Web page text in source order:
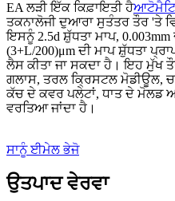
EA ਲੜੀ ਇੱਕ ਕਿਫ਼ਾਇਤੀ ਹੈ
ਤਕਨਾਲੋਜੀ ਦੁਆਰਾ ਸੁਤੰਤਰ ਤੌਰ 'ਤੇ
ਇਸਨੂੰ 2.5d ਸ਼ੁੱਧਤਾ ਮਾਪ,
(3+L/200)μm ਦੀ ਮਾਪ ਸ਼ੁੱਧਤਾ
ਲੈਸ ਕੀਤਾ ਜਾ ਸਕਦਾ ਹੈ। ਇਹ ਮੁੱਖ
ਗਲਾਸ, ਤਰਲ ਕ੍ਰਿਸਟਲ ਮੋਡੀਊਲ,
ਕੱਚ ਦੇ ਕਵਰ ਪਲੇਟਾਂ, ਧਾਤ ਦੇ ਮੋਲਡ
ਵਰਤਿਆ ਜਾਂਦਾ ਹੈ।
ਸਾਨੂੰ ਈਮੇਲ ਭੇਜੋ
ਉਤਪਾਦ ਵੇਰਵਾ